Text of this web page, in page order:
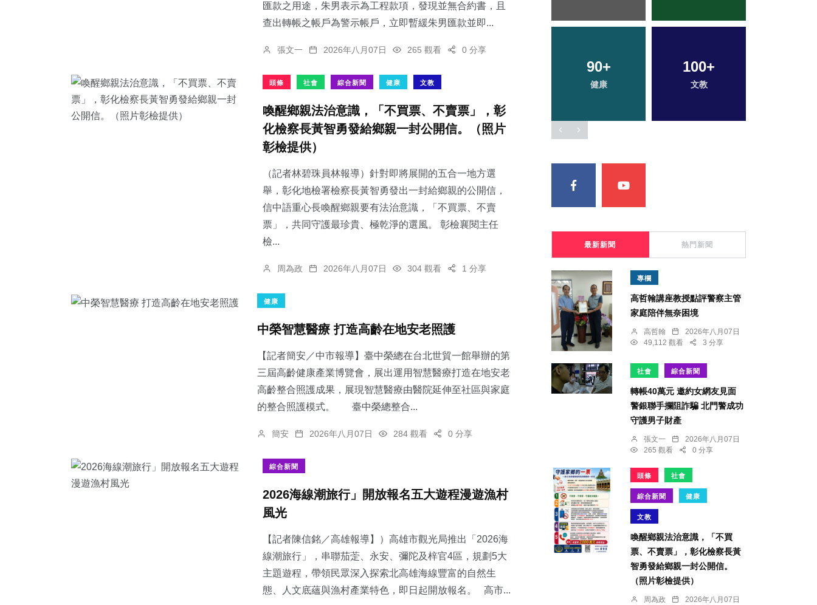
匯款之用途，朱男表示為工程款項，發現並無合約書，且
查出轉帳之帳戶為警示帳戶，立即暫緩朱男匯款並即...
張文一 2026年八月07日 265 觀看 0 分享
頭條 社會 綜合新聞 健康 文教
喚醒鄉親法治意識，「不買票、不賣票」，彰
化檢察長黃智勇發給鄉親一封公開信。（照片
彰檢提供）
（記者林碧珠員林報導）針對即將展開的五合一地方選
舉，彰化地檢署檢察長黃智勇發出一封給鄉親的公開信，
信中語重心長喚醒鄉親要有法治意識，「不買票、不賣
票」，共同守護最珍貴、極乾淨的選風。 彰檢襄閱主任
檢...
周為政 2026年八月07日 304 觀看 1 分享
健康
中榮智慧醫療 打造高齡在地安老照護
【記者簡安／中市報導】臺中榮總在台北世貿一館舉辦的第
三屆高齡健康產業博覽會，展出運用智慧醫療打造在地安老
高齡整合照護成果，展現智慧醫療由醫院延伸至社區與家庭
的整合照護模式。 臺中榮總整合...
簡安 2026年八月07日 284 觀看 0 分享
綜合新聞
2026海線潮旅行」開放報名五大遊程漫遊漁村
風光
【記者陳信銘／高雄報導】）高雄市觀光局推出「2026海
線潮旅行」，串聯茄萣、永安、彌陀及梓官4區，規劃5大
主題遊程，帶領民眾深入探索北高雄海線豐富的自然生
態、人文底蘊與漁村產業特色，即日起開放報名。 高市...
農業 綜合新聞 健康
21+
頭條
31+
農業
最新新聞 熱門新聞
專欄
高哲翰講座教授點評警察主管
家庭陪伴無奈困境
高哲翰
2026年八月07日
49,112 觀看
3 分享
社會 綜合新聞
轉帳40萬元 邀約女網友見面
警銀聯手攔阻詐騙 北門警成功
守護男子財產
張文一
2026年八月07日
265 觀看
0 分享
頭條 社會
綜合新聞 健康
文教
喚醒鄉親法治意識，「不買
票、不賣票」，彰化檢察長黃
智勇發給鄉親一封公開信。
（照片彰檢提供）
周為政
2026年八月07日